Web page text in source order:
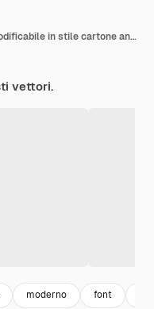
Avocado Juice effetto di testo modificabile in stile cartone animato in rilievo 3D
vettori.
moderno font